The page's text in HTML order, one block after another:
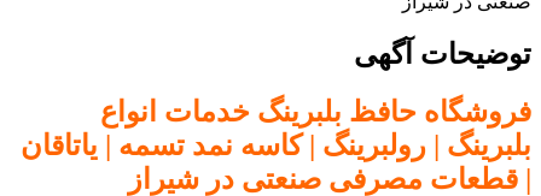
توضیحات آگهی
فروشگاه حافظ بلبرینگ خدمات انواع
بلبرینگ | رولبرینگ | کاسه نمد تسمه | یاتاقان
| قطعات مصرفی صنعتی در شیراز